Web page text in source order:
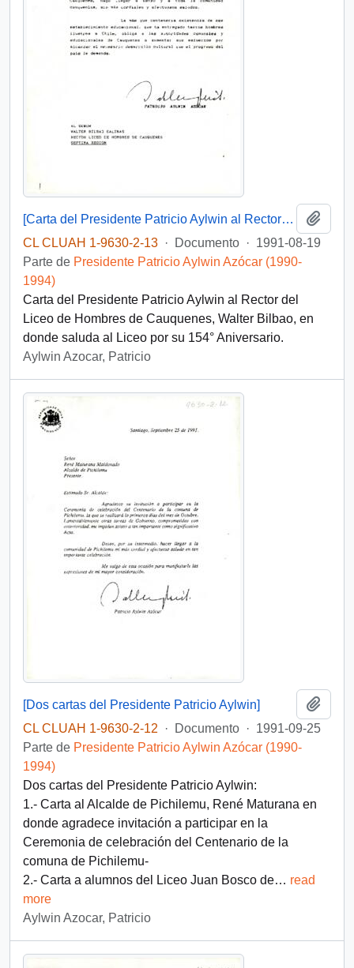
[Carta del Presidente Patricio Aylwin al Rector del Liceo de Hombres de Cauquenes]
CL CLUAH 1-9630-2-13 · Documento · 1991-08-19
Parte de Presidente Patricio Aylwin Azócar (1990-
1994)
Carta del Presidente Patricio Aylwin al Rector del
Liceo de Hombres de Cauquenes, Walter Bilbao, en
donde saluda al Liceo por su 154° Aniversario.
Aylwin Azocar, Patricio
[Dos cartas del Presidente Patricio Aylwin]
CL CLUAH 1-9630-2-12
· Documento · 1991-09-25
Parte de Presidente Patricio Aylwin Azócar (1990-
1994)
Dos cartas del Presidente Patricio Aylwin:
1.- Carta al Alcalde de Pichilemu, René Maturana en
donde agradece invitación a participar en la
Ceremonia de celebración del Centenario de la
comuna de Pichilemu-
2.- Carta a alumnos del Liceo Juan Bosco de… read
more
Aylwin Azocar, Patricio